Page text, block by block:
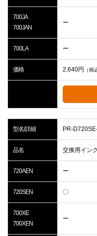
700JA
700JAN
ー
700LA ー
価格 2,640円 （税
型名/詳細 PR-
品名 交換用イン
720AEN ー
720SEN 〇
700XE
700XEN
ー